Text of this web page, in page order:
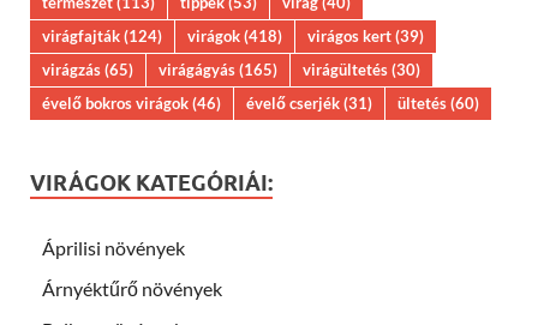
virágfajták(124) virágok(418) virágos kert(39)
virágzás(65) virágágyás(165) virágültetés(30)
évelő bokros virágok(46) évelő cserjék(31) ültetés(60)
VIRÁGOK KATEGÓRIÁI:
Áprilisi növények
Árnyéktűrő növények